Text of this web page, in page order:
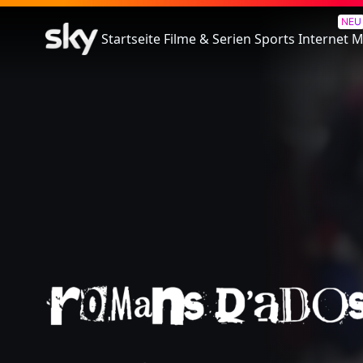
Startseite Filme & Serien Sports
NEU
Internet
Romans D'Ados - 1. La Fin De